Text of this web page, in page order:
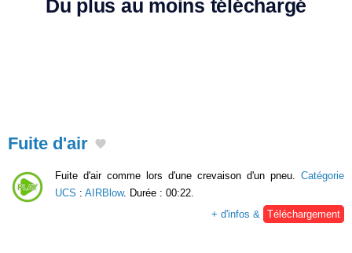
Du plus au moins téléchargé
Fuite d'air
Fuite d'air comme lors d'une crevaison d'un pneu. Catégorie
UCS : AIRBlow. Durée : 00:22.
+ d'infos &
Téléchargement